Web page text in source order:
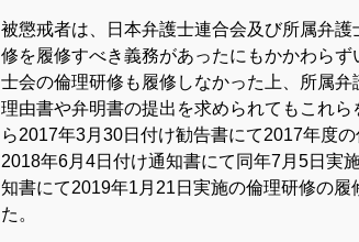
被懲戒者は、日本弁護士連合会及び所属弁
修を履修すべき義務があったにもかかわら
士会の倫理研修も履修しなかった上、所属
理由書や弁明書の提出を求められてもこれ
ら2017年3月30日付け勧告書にて2017年度
2018年6月4日付け通知書にて同年7月5日実
知書にて2019年1月21日実施の倫理研修の
た。